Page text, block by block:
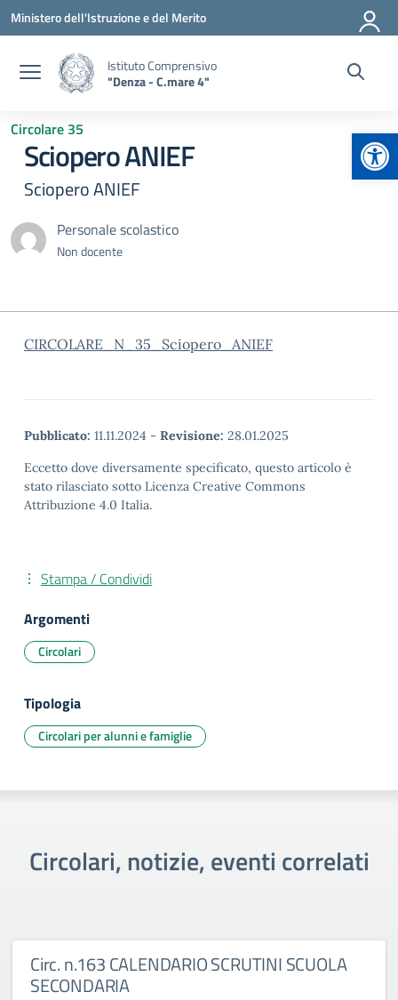
Vai ai contenuti
Vai al menu di navigazione
Vai al footer
Ministero dell'Istruzione e del Merito
Istituto Comprensivo
"Denza - C.mare 4"
Circolare 35
Sciopero ANIEF
Sciopero ANIEF
Personale scolastico
Non docente
CIRCOLARE_N_35_Sciopero_ANIEF
Pubblicato: 11.11.2024 - Revisione: 28.01.2025
Eccetto dove diversamente specificato, questo articolo è
stato rilasciato sotto Licenza Creative Commons
Attribuzione 4.0 Italia.
Stampa / Condividi
Argomenti
Circolari
Tipologia
Circolari per alunni e famiglie
Circolari, notizie, eventi correlati
Circ. n.163 CALENDARIO SCRUTINI SCUOLA
SECONDARIA